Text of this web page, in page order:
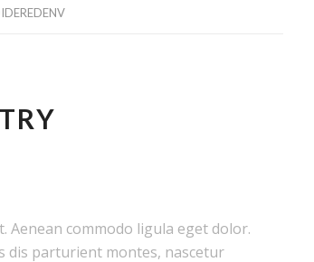
Aenean commodo ligula eget dolor.
dis parturient montes, nascetur